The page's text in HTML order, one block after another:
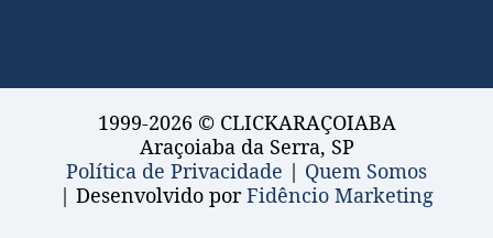
1999-2026 © CLICKARAÇOIABA
Araçoiaba da Serra, SP
Política de Privacidade | Quem Somos
| Desenvolvido porFidêncio Marketing